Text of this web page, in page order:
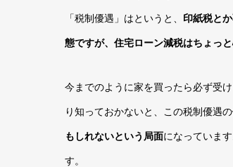
「税制優遇」はというと、 印紙税と
態ですが、住宅ローン減税はちょっ
今までのように家を買ったら必ず受
り知っておかないと、この税制優遇の
もしれないという局面になっていま
す。